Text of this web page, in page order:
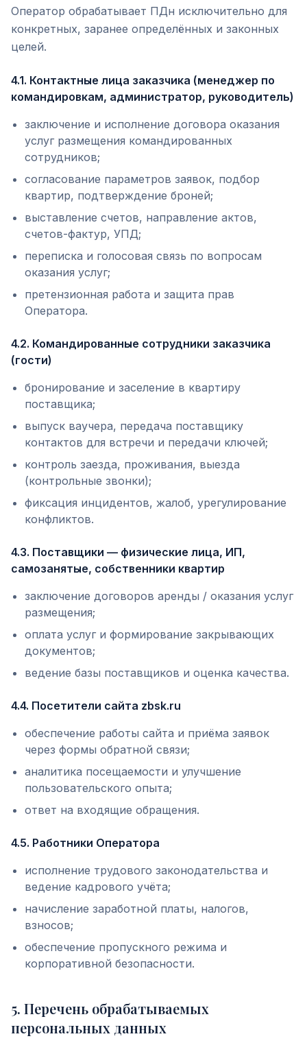
Оператор обрабатывает ПДн исключительно для
конкретных, заранее определённых и законных
целей.
4.1. Контактные лица заказчика (менеджер по
командировкам, администратор, руководитель)
заключение и исполнение договора оказания
услуг размещения командированных
сотрудников;
согласование параметров заявок, подбор
квартир, подтверждение броней;
выставление счетов, направление актов,
счетов-фактур, УПД;
переписка и голосовая связь по вопросам
оказания услуг;
претензионная работа и защита прав
Оператора.
4.2. Командированные сотрудники заказчика
(гости)
бронирование и заселение в квартиру
поставщика;
выпуск ваучера, передача поставщику
контактов для встречи и передачи ключей;
контроль заезда, проживания, выезда
(контрольные звонки);
фиксация инцидентов, жалоб, урегулирование
конфликтов.
4.3. Поставщики — физические лица, ИП,
самозанятые, собственники квартир
заключение договоров аренды / оказания услуг
размещения;
оплата услуг и формирование закрывающих
документов;
ведение базы поставщиков и оценка качества.
4.4. Посетители сайта zbsk.ru
обеспечение работы сайта и приёма заявок
через формы обратной связи;
аналитика посещаемости и улучшение
пользовательского опыта;
ответ на входящие обращения.
4.5. Работники Оператора
исполнение трудового законодательства и
ведение кадрового учёта;
начисление заработной платы, налогов,
взносов;
обеспечение пропускного режима и
корпоративной безопасности.
5. Перечень обрабатываемых
персональных данных